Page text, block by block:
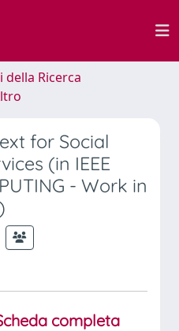
Ricerca
for Social
(in IEEE
- Work in
completa